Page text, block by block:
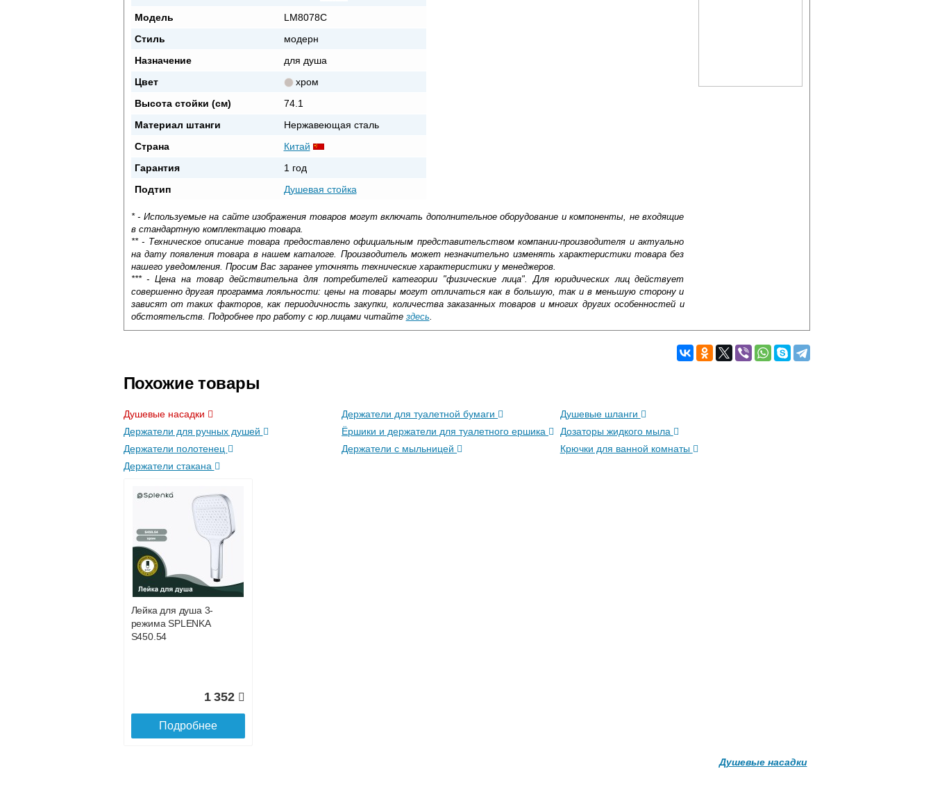
Модель
LM8078C
Стиль
модерн
Назначение
для душа
Цвет
хром
Высота стойки (см)
74.1
Материал штанги
Нержавеющая сталь
Страна
Китай
Гарантия
1 год
Подтип
Душевая стойка
* - Используемые на сайте изображения товаров могут включать дополнительное оборудование и компоненты, не входящие
в стандартную комплектацию товара.
** - Техническое описание товара предоставлено официальным представительством компании-производителя и актуально
на дату появления товара в нашем каталоге. Производитель может незначительно изменять характеристики товара без
нашего уведомления. Просим Вас заранее уточнять технические характеристики у менеджеров.
*** - Цена на товар действительна для потребителей категории "физические лица". Для юридических лиц действует
совершенно другая программа лояльности: цены на товары могут отличаться как в большую, так и в меньшую сторону и
зависят от таких факторов, как периодичность закупки, количества заказанных товаров и многих других особенностей и
обстоятельств. Подробнее про работу с юр.лицами читайте здесь
Доставка сантехники по Москве и Московской области
Подъем на этаж.
услуга платная
возможность
Доставка в регионы России.
Возможные способы оплаты:
Банковской картой на сайте в режиме реального времени
Банковской картой при получении товара как при доставке, так и самовывозом
Интернет-деньгами (Yandex-деньги, Web-money, Qiwi-кошельки и другие).
Похожие товары
Душевые насадки Держатели для туалетной бумаги
Душевые шланги
Держатели для ручных душей
Ёршики и держатели для туалетного ершика
Дозаторы жидкого мыла
Держатели полотенец
Держатели с мыльницей
Крючки для ванной комнаты
Держатели стакана
Лейка для душа 3-
режима SPLENKA
S450.54
1 352
Подробнее
Душевые насадки